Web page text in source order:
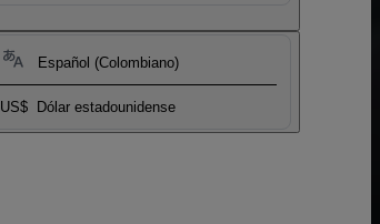
Español (Colombiano)
US$ Dólar estadounidense